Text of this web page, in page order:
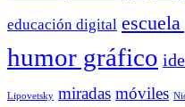
educación digital
humor gráfico
Lipovetsky miradas móviles